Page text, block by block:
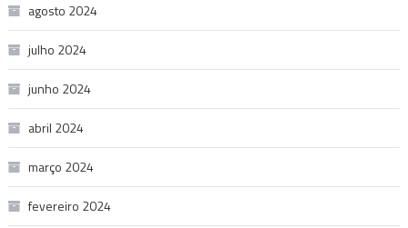
agosto 2024
julho 2024
junho 2024
abril 2024
março 2024
fevereiro 2024